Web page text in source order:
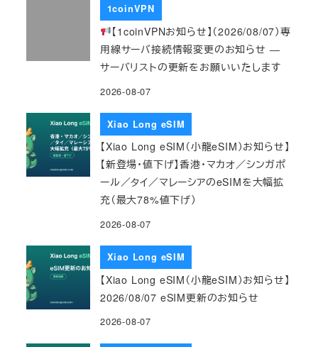
1coinVPN
【1coinVPNお知らせ】（2026/08/07）専
用線サーバ接続情報変更のお知らせ ―
サーバリストの更新をお願いいたします
2026-08-07
Xiao Long eSIM
【Xiao Long eSIM（小龍eSIM）お知らせ】
【新登場・値下げ】香港・マカオ／シンガポ
ール／タイ／マレーシアのeSIMを大幅拡
充（最大78%値下げ）
2026-08-07
Xiao Long eSIM
【Xiao Long eSIM（小龍eSIM）お知らせ】
2026/08/07 eSIM更新のお知らせ
2026-08-07